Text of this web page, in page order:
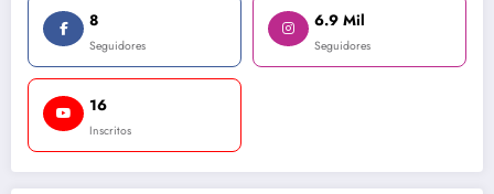
8
Seguidores
6.9 Mil
Seguidores
16
Inscritos